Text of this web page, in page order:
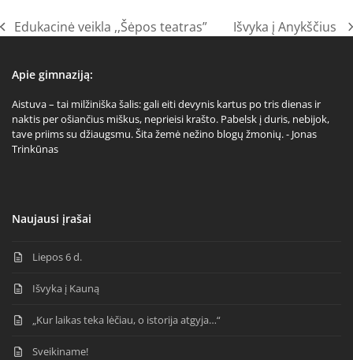
previous
Edukacinė veikla ,,Šėpos teatras”
next
Išvyka į Anykščius
Apie gimnaziją:
Aistuva – tai milžiniška šalis: gali eiti devynis kartus po tris dienas ir
naktis per ošiančius miškus, neprieisi krašto. Pabelsk į duris, nebijok,
tave priims su džiaugsmu. Šita žemė nežino blogų žmonių. - Jonas
Trinkūnas
Naujausi įrašai
Liepos 6 d.
Išvyka į Kauną
„Kur laikas teka lėčiau, o istorija atgyja…“
Sveikiname!